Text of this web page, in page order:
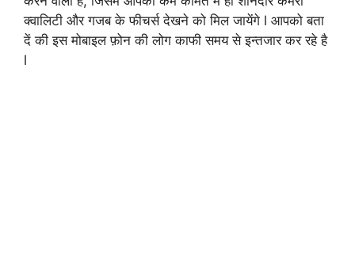
क्वालिटी और गजब के फीचर्स देखने को मिल जायेंगे l आपको बता
दें की इस मोबाइल फ़ोन की लोग काफी समय से इन्तजार कर रहे है
l